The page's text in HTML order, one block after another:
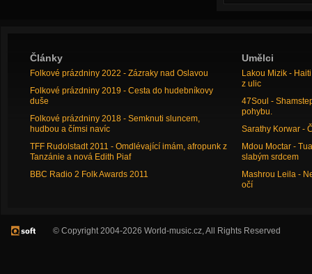
Články
Folkové prázdniny 2022 - Zázraky nad Oslavou
Folkové prázdniny 2019 - Cesta do hudebníkovy
duše
Folkové prázdniny 2018 - Semknuti sluncem,
hudbou a čímsi navíc
TFF Rudolstadt 2011 - Omdlévající imám, afropunk z
Tanzánie a nová Edith Piaf
BBC Radio 2 Folk Awards 2011
Umělci
Lakou Mizik -
z ulic
47Soul -
pohybu.
Sarathy Korwar -
Mdou Moctar -
slabým srdcem
Mashrou Leila -
očí
© Copyright 2004-2026 World-music.cz, All Rights Reserved